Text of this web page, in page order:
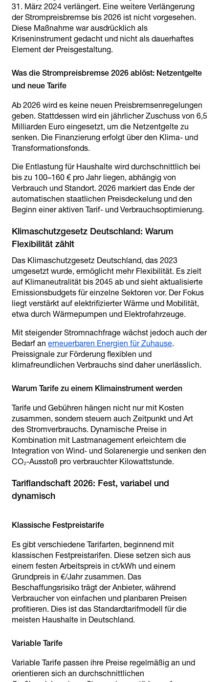
31. März 2024 verlängert. Eine weitere Verlängerung
der Strompreisbremse bis 2026 ist nicht vorgesehen.
Diese Maßnahme war ausdrücklich als
Kriseninstrument gedacht und nicht als dauerhaftes
Element der Preisgestaltung.
Was die Strompreisbremse 2026 ablöst: Netzentgelte
Ab 2026 wird es keine neuen Preisbremsenregelungen
geben. Stattdessen wird ein jährlicher Zuschuss von 6,5
Milliarden Euro eingesetzt, um die Netzentgelte zu
senken. Die Finanzierung erfolgt über den Klima- und
Transformationsfonds.
Die Entlastung für Haushalte wird durchschnittlich bei
bis zu 100–160 € pro Jahr liegen, abhängig von
Verbrauch und Standort. 2026 markiert das Ende der
automatischen staatlichen Preisdeckelung und den
Beginn einer aktiven Tarif- und Verbrauchsoptimierung.
Klimaschutzgesetz Deutschland: Warum
Das Klimaschutzgesetz Deutschland, das 2023
umgesetzt wurde, ermöglicht mehr Flexibilität. Es zielt
auf Klimaneutralität bis 2045 ab und sieht aktualisierte
Emissionsbudgets für einzelne Sektoren vor. Der Fokus
liegt verstärkt auf elektrifizierter Wärme und Mobilität,
etwa durch Wärmepumpen und Elektrofahrzeuge.
Mit steigender Stromnachfrage wächst jedoch auch der
Bedarf an erneuerbaren Energien für Zuhause.
Preissignale zur Förderung flexiblen und
klimafreundlichen Verbrauchs sind daher unerlässlich.
Tarife und Gebühren hängen nicht nur mit Kosten
zusammen, sondern steuern auch Zeitpunkt und Art
des Stromverbrauchs. Dynamische Preise in
Kombination mit Lastmanagement erleichtern die
Integration von Wind- und Solarenergie und senken den
CO₂-Ausstoß pro verbrauchter Kilowattstunde.
Tariflandschaft 2026: Fest, variabel und
Es gibt verschiedene Tarifarten, beginnend mit
klassischen Festpreistarifen. Diese setzen sich aus
einem festen Arbeitspreis in ct/kWh und einem
Grundpreis in €/Jahr zusammen. Das
Beschaffungsrisiko trägt der Anbieter, während
Verbraucher von einfachen und planbaren Preisen
profitieren. Dies ist das Standardtarifmodell für die
meisten Haushalte in Deutschland.
Variable Tarife passen ihre Preise regelmäßig an und
orientieren sich an durchschnittlichen